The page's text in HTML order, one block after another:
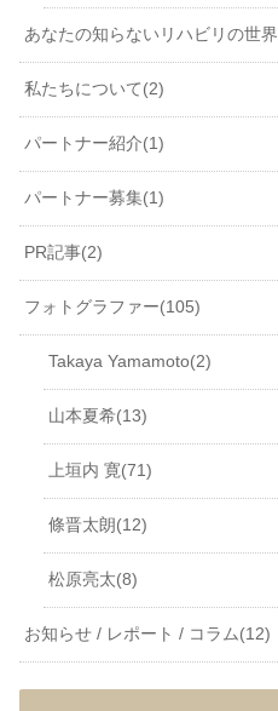
あなたの知らないリハビリの世界
私たちについて 2
パートナー紹介 1
パートナー募集 1
PR記事 2
フォトグラファー 105
Takaya Yamamoto 2
山本夏希 13
上垣内 寛 71
條晋太朗 12
松原亮太 8
お知らせ / レポート / コラム 12